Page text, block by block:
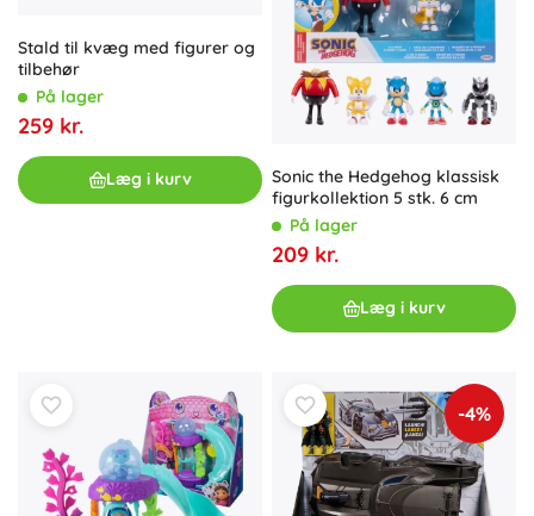
Stald til kvæg med figurer og
tilbehør
På lager
259 kr.
Læg i kurv
Sonic the Hedgehog klassisk
figurkollektion 5 stk. 6 cm
På lager
209 kr.
Læg i kurv
-4%